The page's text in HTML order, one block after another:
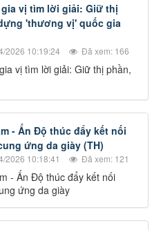
gia vị tìm lời giải: Giữ thị
'thương vị' quốc gia
2026 10:19:24 Đã xem: 166
vị tìm lời giải: Giữ thị phần,
- Ấn Độ thúc đẩy kết nối
ứng da giày (TH)
2026 10:18:41 Đã xem: 121
- Ấn Độ thúc đẩy kết nối
ứng da giày